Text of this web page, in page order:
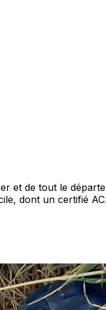
et de tout le
dont un certifié